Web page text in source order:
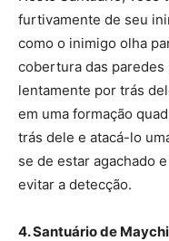
furtivamente de seu
como o inimigo olha
cobertura das
lentamente por trás
em uma formação
trás dele e atacá-lo
se de estar agachado
evitar a detecção.
4. Santuário de